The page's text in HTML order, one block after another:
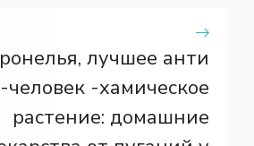
лучшее анти
-человек -хамическое
растение: домашние